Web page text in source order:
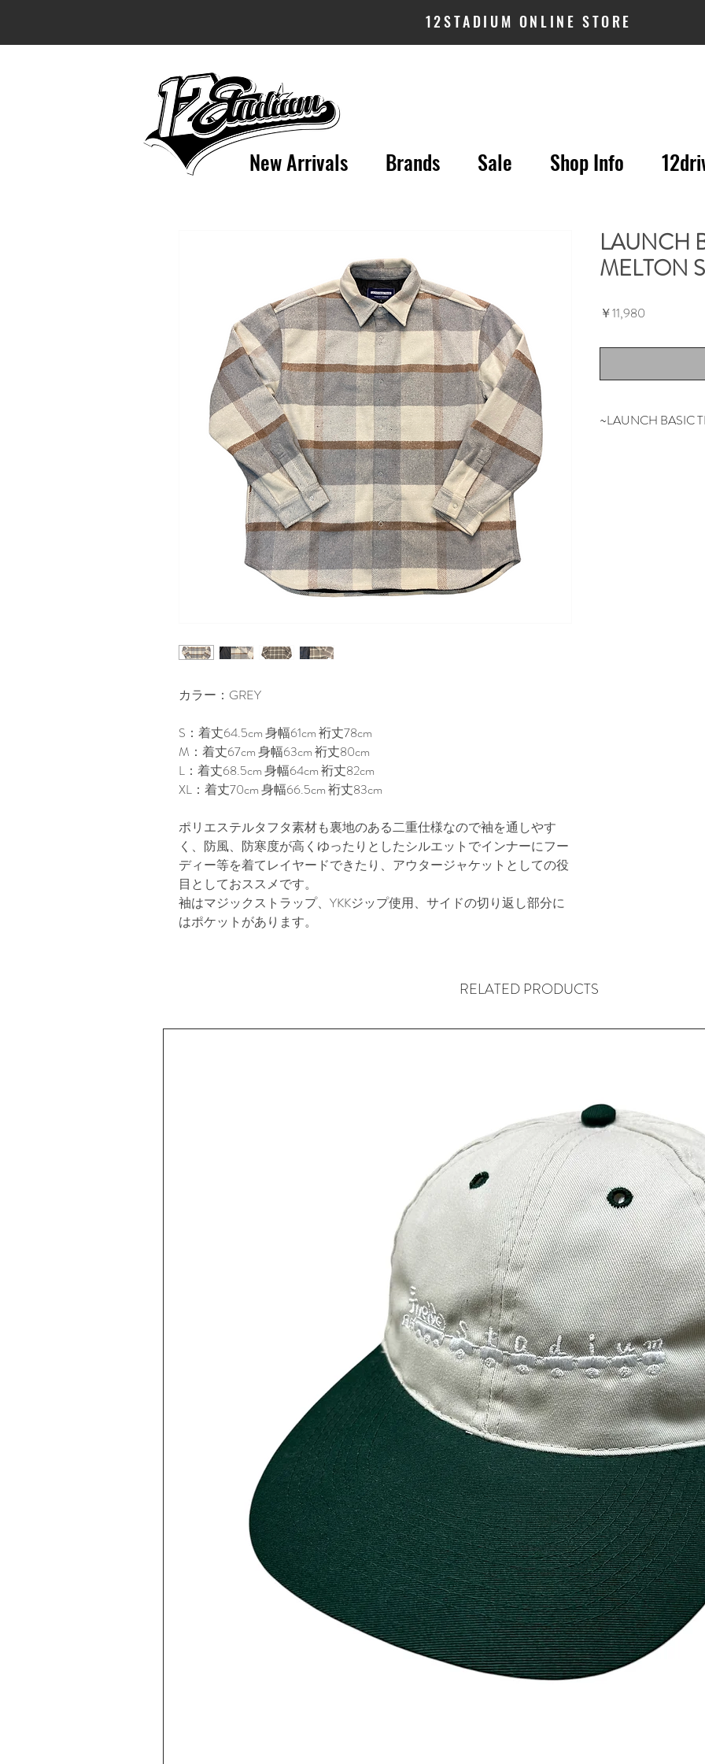
12STADIUM ONLINE STORE
New Arrivals Brands Sale Shop Info
カラー：GREY
S：着丈64.5cm 身幅61cm 裄丈78cm
M：着丈67cm 身幅63cm 裄丈80cm
L：着丈68.5cm 身幅64cm 裄丈82cm
XL：着丈70cm 身幅66.5cm 裄丈83cm
ポリエステルタフタ素材も裏地のある二重仕様なので袖を通しやす
く、防風、防寒度が高くゆったりとしたシルエットでインナーにフー
ディー等を着てレイヤードできたり、アウタージャケットとしての役
目としておススメです。
袖はマジックストラップ、YKKジップ使用、サイドの切り返し部分に
はポケットがあります。
LAUNCH
MELTON
￥11,980
~LAUNCH BASIC
RELATED PRODUCTS